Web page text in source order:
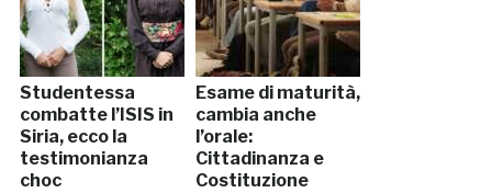
Studentessa
combatte l’ISIS in
Siria, ecco la
testimonianza
choc
Esame di maturità,
cambia anche
l’orale:
Cittadinanza e
Costituzione